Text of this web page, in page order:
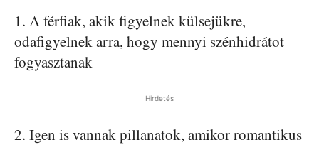
1. A férfiak, akik figyelnek külsejükre,
odafigyelnek arra, hogy mennyi szénhidrátot
fogyasztanak
Hirdetés
2. Igen is vannak pillanatok, amikor romantikus